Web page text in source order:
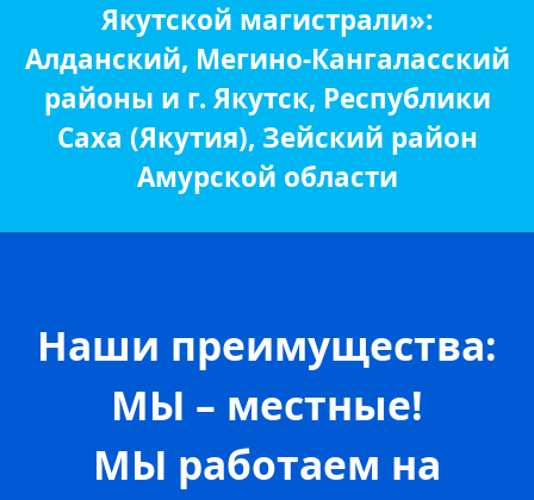
Якутской магистрали»:
Алданский, Мегино-Кангаласский
районы и г. Якутск, Республики
Саха (Якутия), Зейский район
Амурской области
Наши преимущества:
МЫ – местные!
МЫ работаем на